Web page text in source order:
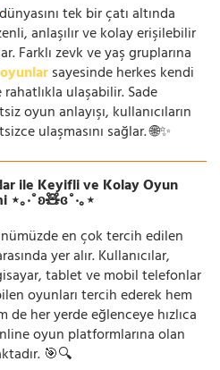
dünyasını tek bir çatı altında
anlaşılır ve kolay erişilebilir
Farklı zevk ve yaş gruplarına
sayesinde herkes kendi
ulaşabilir. Sade
oyun anlayışı, kullanıcıların
ulaşmasını sağlar. 🌐✨
ile Keyifli ve Kolay Oyun
｡‧˚ʚ🧸ɞ˚‧｡⋆
en çok tercih edilen
yer alır. Kullanıcılar,
tablet ve mobil telefonlar
oyunları tercih ederek hem
her yerde eğlenceye hızlıca
oyun platformlarına olan
🎯🔍